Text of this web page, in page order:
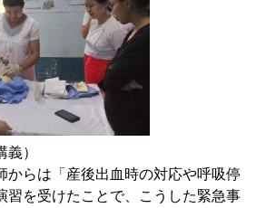
義）
からは「産後出血時の対応や呼吸停
習を受けたことで、こうした緊急事